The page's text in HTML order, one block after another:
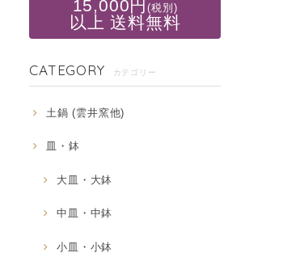
15,000円(税別)
以上 送料無料
CATEGORY カテゴリー
土鍋 (雲井窯他)
皿・鉢
大皿・大鉢
中皿・中鉢
小皿・小鉢